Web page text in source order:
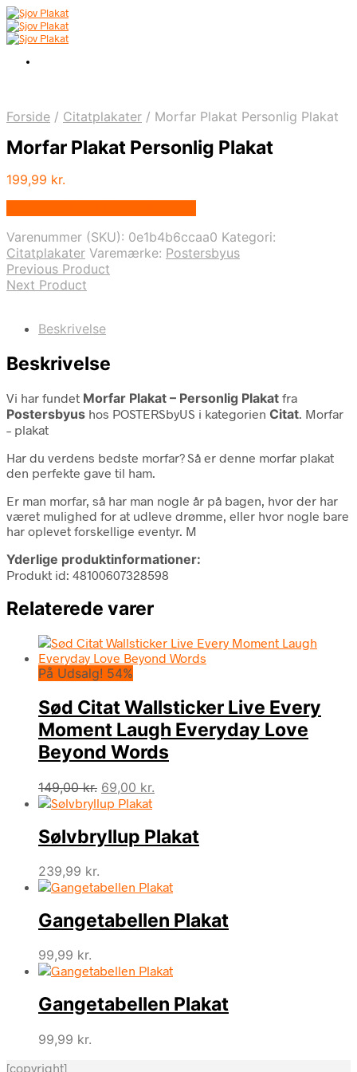
Forside / Citatplakater / Morfar Plakat Personlig Plakat
Morfar Plakat Personlig Plakat
199,99 kr.
Varenummer (SKU): 0e1b4b6ccaa0 Kategori:
Citatplakater Varemærke: Postersbyus
Previous Product
Next Product
Beskrivelse
Beskrivelse
Vi har fundet Morfar Plakat – Personlig Plakat fra
Postersbyus hos POSTERSbyUS i kategorien Citat. Morfar
– plakat
Har du verdens bedste morfar? Så er denne morfar plakat
den perfekte gave til ham.
Er man morfar, så har man nogle år på bagen, hvor der har
været mulighed for at udleve drømme, eller hvor nogle bare
har oplevet forskellige eventyr. M
Yderlige produktinformationer:
Produkt id: 48100607328598
Relaterede varer
På Udsalg! 54%
Sød Citat Wallsticker Live Every
Moment Laugh Everyday Love
Beyond Words
149,00kr. Den
oprindelige
var:
149,00 kr..
69,00 kr.
er:
69,00 kr..
Sølvbryllup Plakat
239,99 kr.
Gangetabellen Plakat
99,99 kr.
Gangetabellen Plakat
99,99 kr.
[copyright]